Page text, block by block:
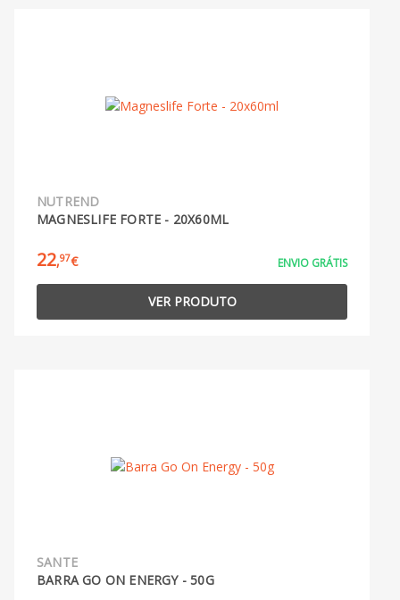
NUTREND
MAGNESLIFE FORTE - 20X60ML
22,97€ ENVIO GRÁTIS
VER PRODUTO
SANTE
BARRA GO ON ENERGY - 50G